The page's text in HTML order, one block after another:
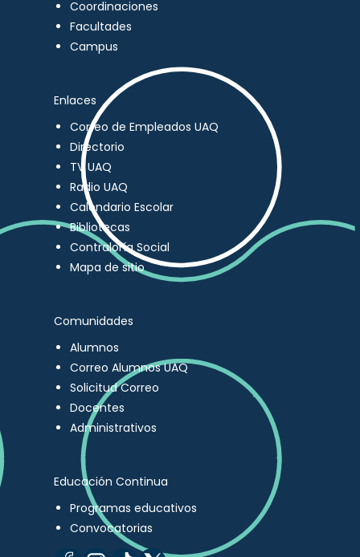
Coordinaciones
Facultades
Campus
Enlaces
Correo de Empleados UAQ
Directorio
TV UAQ
Radio UAQ
Calendario Escolar
Bibliotecas
Contraloría Social
Mapa de sitio
Comunidades
Alumnos
Correo Alumnos UAQ
Solicitud Correo
Docentes
Administrativos
Educación Continua
Programas educativos
Convocatorias